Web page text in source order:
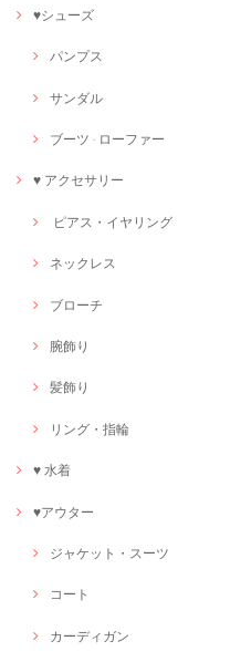
♥シューズ
パンプス
サンダル
ブーツ · ローファー
♥ アクセサリー
ピアス・イヤリング
ネックレス
ブローチ
腕飾り
髪飾り
リング・指輪
♥ 水着
♥アウター
ジャケット・スーツ
コート
カーディガン